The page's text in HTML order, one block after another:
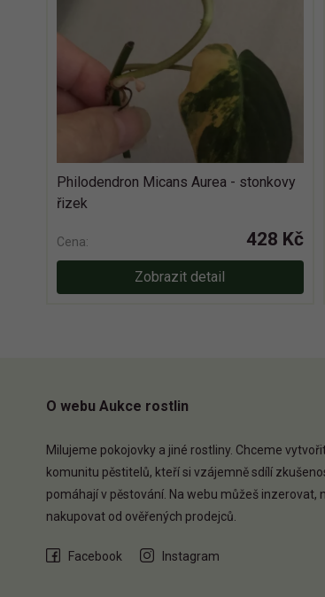
Philodendron Micans Aurea - stonkovy
řizek
Cena: 428 Kč
Zobrazit detail
O webu Aukce rostlin
Milujeme pokojovky a jiné rostliny. Chceme
komunitu pěstitelů, kteří si vzájemně sdílí
pomáhají v pěstování. Na webu můžeš inzerovat,
nakupovat od ověřených prodejců.
Facebook Instagram